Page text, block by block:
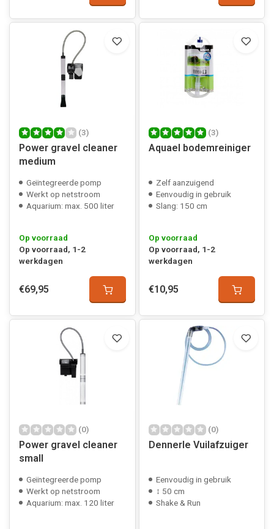
(3)
Power gravel cleaner
medium
Geïntegreerde pomp
Werkt op netstroom
Aquarium: max. 500 liter
Op voorraad
Op voorraad, 1-2
werkdagen
€69,95
(3)
Aquael bodemreiniger
Zelf aanzuigend
Eenvoudig in gebruik
Slang: 150 cm
Op voorraad
Op voorraad, 1-2
werkdagen
€10,95
(0)
Power gravel cleaner
small
Geïntegreerde pomp
Werkt op netstroom
Aquarium: max. 120 liter
(0)
Dennerle Vuilafzuiger
Eenvoudig in gebruik
↕ 50 cm
Shake & Run